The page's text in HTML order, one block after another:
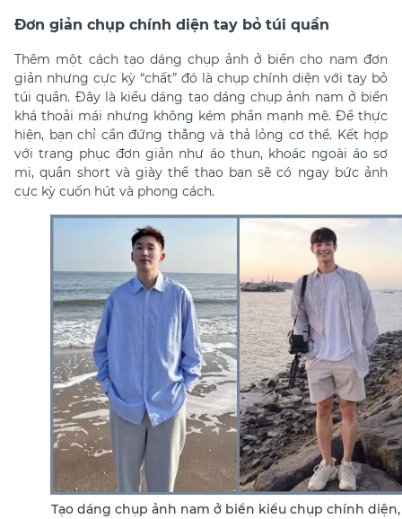
Đơn giản chụp chính diện tay bỏ túi quần
Thêm một cách tạo dáng chụp ảnh ở biển cho nam đơn
giản nhưng cực kỳ “chất” đó là chụp chính diện với tay bỏ
túi quần. Đây là kiểu dáng tạo dáng chụp ảnh nam ở biển
khá thoải mái nhưng không kém phần mạnh mẽ. Để thực
hiện, bạn chỉ cần đứng thẳng và thả lỏng cơ thể. Kết hợp
với trang phục đơn giản như áo thun, khoác ngoài áo sơ
mi, quần short và giày thể thao bạn sẽ có ngay bức ảnh
cực kỳ cuốn hút và phong cách.
Tạo dáng chụp ảnh nam ở biển kiểu chụp chính